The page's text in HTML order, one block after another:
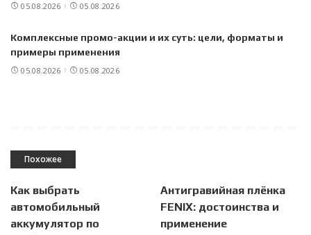
05.08.2026 05.08.2026
Комплексные промо-акции и их суть: цели, форматы и
примеры применения
05.08.2026 05.08.2026
Похожее
Как выбрать
автомобильный
аккумулятор по
Антигравийная плёнка
FENIX: достоинства и
применение